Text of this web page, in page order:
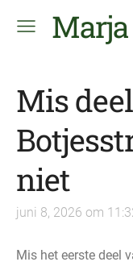
Mis
niet
juni 8, 2026 om
Mis het eerste deel